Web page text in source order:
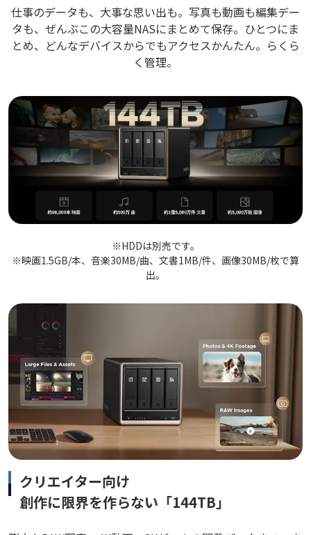
仕事のデータも、大事な思い出も。写真も動画も編集デー
タも、ぜんぶこの大容量NASにまとめて保存。ひとつにま
とめ、どんなデバイスからでもアクセスかんたん。らくら
く管理。
※HDDは別売です。
※映画1.5GB/本、音楽30MB/曲、文書1MB/件、画像30MB/枚で算
出。
クリエイター向け
創作に限界を作らない「144TB」